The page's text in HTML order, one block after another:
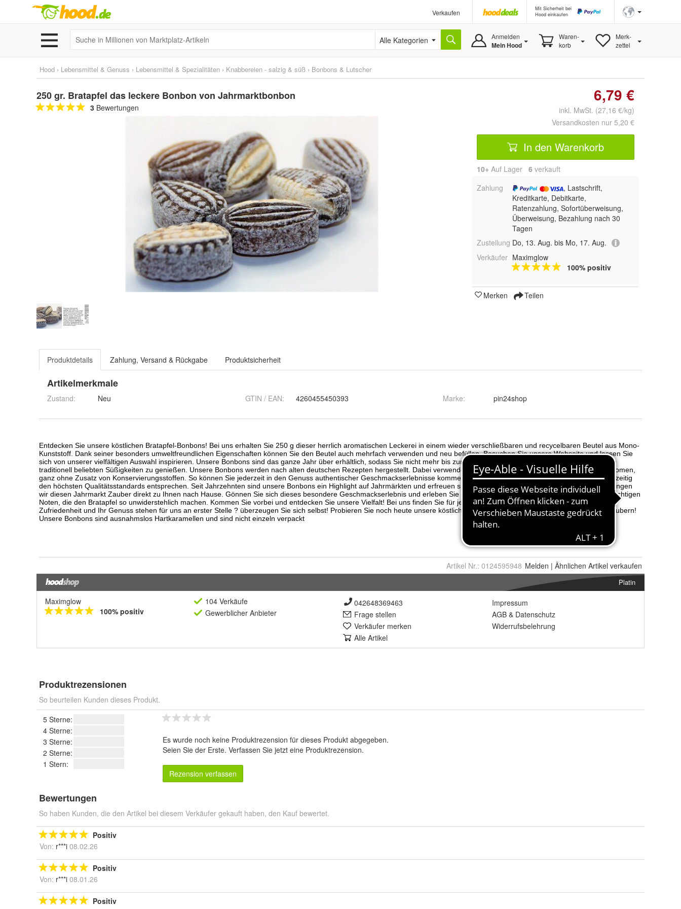
Verkaufen
Mit Sicherheit bei
Hood einkaufen
Alle Kategorien Anmelden
Mein Hood
Waren-
korb
Merk-
zettel
Hood › Lebensmittel & Genuss › Lebensmittel & Spezialitäten › Knabbereien - salzig & süß › Bonbons & Lutscher
250 gr. Bratapfel das leckere Bonbon von Jahrmarktbonbon
3 Bewertungen
6,79 €
inkl. MwSt. (27,16 €/kg)
Versandkosten nur 5,20 €
In den Warenkorb
10+ Auf Lager 6 verkauft
Zahlung
, Lastschrift,
Kreditkarte, Debitkarte,
Ratenzahlung, Sofortüberweisung,
Überweisung, Bezahlung nach 30
Tagen
Zustellung Do, 13. Aug. bis Mo, 17. Aug.
Verkäufer Maximglow
100% positiv
Merken Teilen
Produktdetails Zahlung, Versand & Rückgabe Produktsicherheit
Artikelmerkmale
Zustand: Neu GTIN / EAN: 4260455450393 Marke: pin24shop
Artikel Nr.: 0124595948 Melden | Ähnlichen Artikel verkaufen
Platin
Maximglow
100% positiv
104 Verkäufe
Gewerblicher Anbieter
042648369463
Frage stellen
Verkäufer merken
Alle Artikel
Impressum
AGB & Datenschutz
Widerrufsbelehrung
Produktrezensionen
So beurteilen Kunden dieses Produkt.
5 Sterne:
4 Sterne:
3 Sterne:
2 Sterne:
1 Stern:
Es wurde noch keine Produktrezension für dieses Produkt abgegeben.
Seien Sie der Erste. Verfassen Sie jetzt eine Produktrezension.
Rezension verfassen
Bewertungen
So haben Kunden, die den Artikel bei diesem Verkäufer gekauft haben, den Kauf bewertet.
Positiv
Von: r***i 08.02.26
Positiv
Von: r***i 08.01.26
Positiv